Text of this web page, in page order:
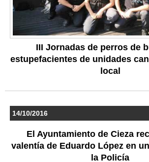
III Jornadas de perros de
estupefacientes de unidades
local
14/10/2016
El Ayuntamiento de Cieza
valentía de Eduardo López en
la Policía